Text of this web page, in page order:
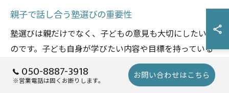
親子で話し合う塾選びの重要性
塾選びは親だけでなく、子どもの意見も大切にしたいも
のです。子ども自身が学びたい内容や目標を持っている
場合、それに合った塾を選ぶことが、学習のモチベーシ
ョンを高める鍵となります。親子で話し合いを重ねるこ
050-8887-3918
※営業電話は固くお断りします。 お問い合わせはこちら